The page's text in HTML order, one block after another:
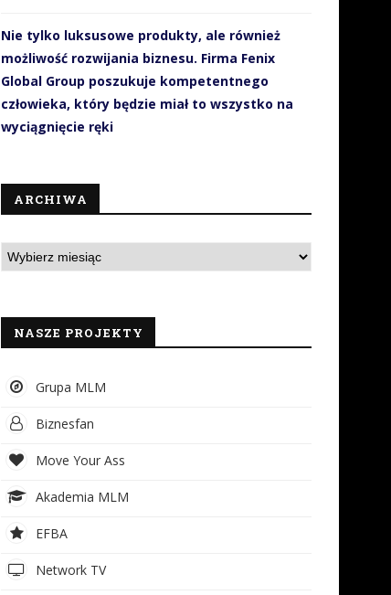
Nie tylko luksusowe produkty, ale również
możliwość rozwijania biznesu. Firma Fenix
Global Group poszukuje kompetentnego
człowieka, który będzie miał to wszystko na
wyciągnięcie ręki
ARCHIWA
NASZE PROJEKTY
Grupa MLM
Biznesfan
Move Your Ass
Akademia MLM
EFBA
Network TV